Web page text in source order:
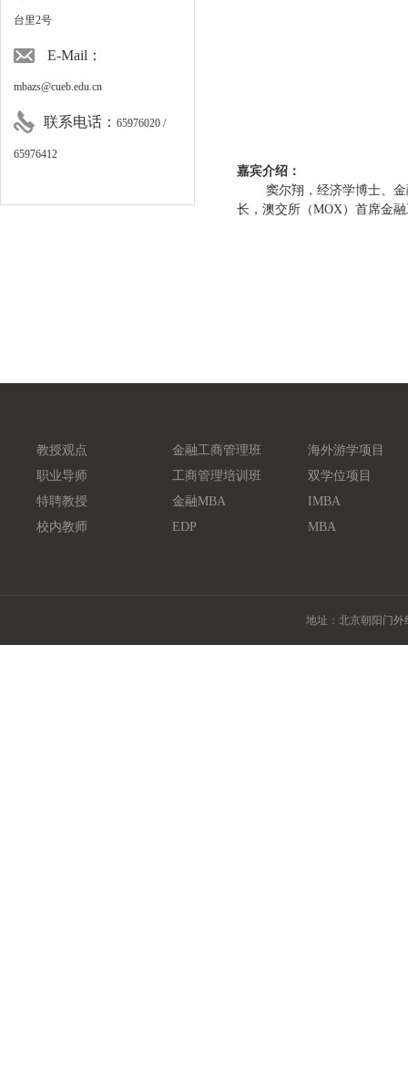
台里2号
E-Mail：
mbazs@cueb.edu.cn
联系电话： 65976020 /
65976412
嘉宾介绍：
窦尔翔，经济学博士、
长，澳交所（MOX）首席金
教授观点 金融工商管理班
海外游学项目
职业导师
工商管理培训班
双学位项目
特聘教授
金融MBA
IMBA
校内教师
EDP MBA
地址：北京朝阳门